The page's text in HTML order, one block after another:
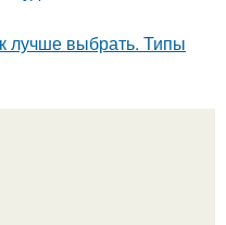
лучше выбрать. Типы